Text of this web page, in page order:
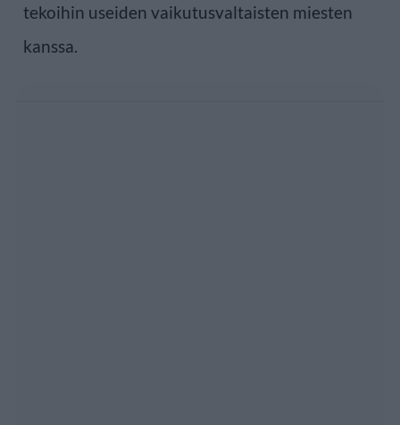
tekoihin useiden vaikutusvaltaisten miesten
kanssa.